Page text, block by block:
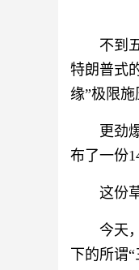
不到
特朗普式
缘”极限施
更劲
布了一份
这份
今天
下的所谓